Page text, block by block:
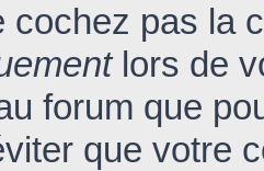
cochez pas la
lors de
forum que
que votre